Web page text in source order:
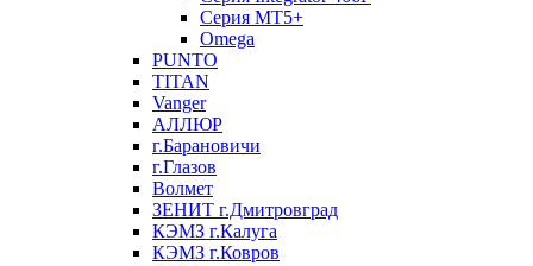
Серия MT5+
Omega
PUNTO
TITAN
Vanger
АЛЛЮР
г.Барановичи
г.Глазов
Волмет
ЗЕНИТ г.Дмитровград
КЭМЗ г.Калуга
КЭМЗ г.Ковров